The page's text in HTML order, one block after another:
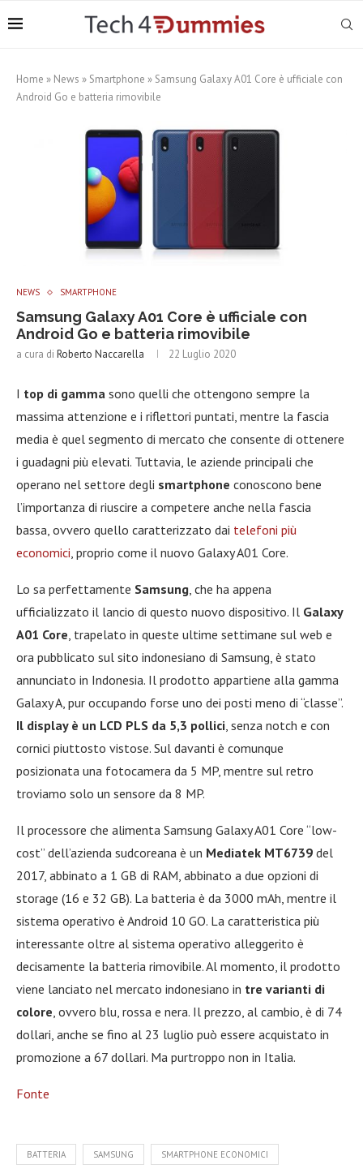
Home » News » Smartphone » Samsung Galaxy A01 Core è ufficiale con
Android Go e batteria rimovibile
NEWS SMARTPHONE
Samsung Galaxy A01 Core è ufficiale con
Android Go e batteria rimovibile
a cura di Roberto Naccarella 22 Luglio 2020
I top di gamma sono quelli che ottengono sempre la
massima attenzione e i riflettori puntati, mentre la fascia
media è quel segmento di mercato che consente di ottenere
i guadagni più elevati. Tuttavia, le aziende principali che
operano nel settore degli smartphone conoscono bene
l’importanza di riuscire a competere anche nella fascia
bassa, ovvero quello caratterizzato dai telefoni più
economici, proprio come il nuovo Galaxy A01 Core.
Lo sa perfettamente Samsung, che ha appena
ufficializzato il lancio di questo nuovo dispositivo. Il Galaxy
A01 Core, trapelato in queste ultime settimane sul web e
ora pubblicato sul sito indonesiano di Samsung, è stato
annunciato in Indonesia. Il prodotto appartiene alla gamma
Galaxy A, pur occupando forse uno dei posti meno di “classe”.
Il display è un LCD PLS da 5,3 pollici, senza notch e con
cornici piuttosto vistose. Sul davanti è comunque
posizionata una fotocamera da 5 MP, mentre sul retro
troviamo solo un sensore da 8 MP.
Il processore che alimenta Samsung Galaxy A01 Core “low-
cost” dell’azienda sudcoreana è un Mediatek MT6739 del
2017, abbinato a 1 GB di RAM, abbinato a due opzioni di
storage (16 e 32 GB). La batteria è da 3000 mAh, mentre il
sistema operativo è Android 10 GO. La caratteristica più
interessante oltre al sistema operativo alleggerito è
decisamente la batteria rimovibile. Al momento, il prodotto
viene lanciato nel mercato indonesiano in tre varianti di
colore, ovvero blu, rossa e nera. Il prezzo, al cambio, è di 74
dollari, anche se fino al 23 luglio può essere acquistato in
promozione a 67 dollari. Ma purtroppo non in Italia.
Fonte
BATTERIA SAMSUNG SMARTPHONE ECONOMICI